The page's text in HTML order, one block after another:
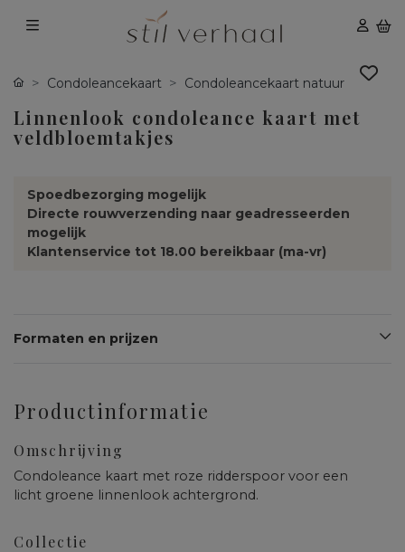
Condoleancekaart Condoleancekaart natuur
Linnenlook condoleance kaart met
veldbloemtakjes
Spoedbezorging mogelijk
Directe rouwverzending naar geadresseerden
mogelijk
Klantenservice tot 18.00 bereikbaar (ma-vr)
Formaten en prijzen
Productinformatie
Omschrijving
Condoleance kaart met roze ridderspoor voor een
licht groene linnenlook achtergrond.
Collectie